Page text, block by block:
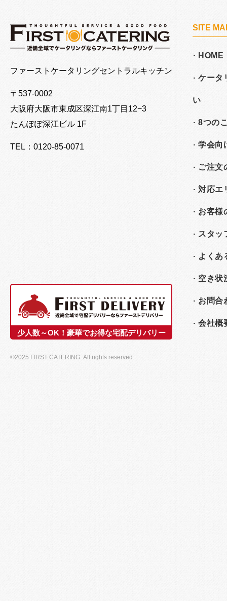
ファーストケータリングセントラルキッチン
〒537-0002
大阪府大阪市東成区深江南1丁目12−3
たんぽぽ深江ビル 1F
TEL：0120-85-0071
少人数～OK！豪華でお得な宅配デリバリー
©2025 FIRST CATERING .All rights reserved.
SITE
HOME
ケータ
い
8つの
学会向
ご注文
対応エ
お客様
スタッ
よくあ
空き状
お問合
会社概